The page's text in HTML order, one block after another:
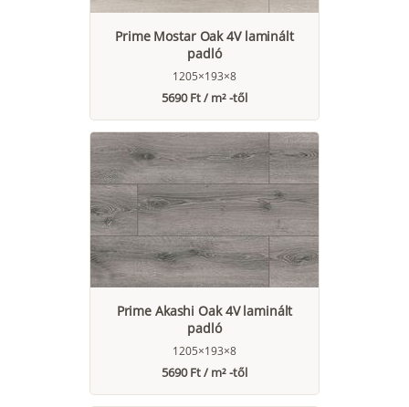
Prime Mostar Oak 4V laminált
padló
1205×193×8
5690 Ft / m² -től
Prime Akashi Oak 4V laminált
padló
1205×193×8
5690 Ft / m² -től